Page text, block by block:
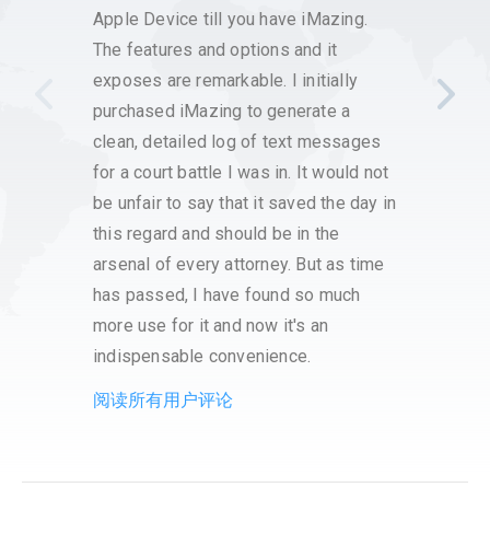
Apple Device till you have iMazing.
The features and options and it
exposes are remarkable. I initially
purchased iMazing to generate a
clean, detailed log of text messages
for a court battle I was in. It would not
be unfair to say that it saved the day in
this regard and should be in the
arsenal of every attorney. But as time
has passed, I have found so much
more use for it and now it's an
indispensable convenience.
that
阅读所有用户评论